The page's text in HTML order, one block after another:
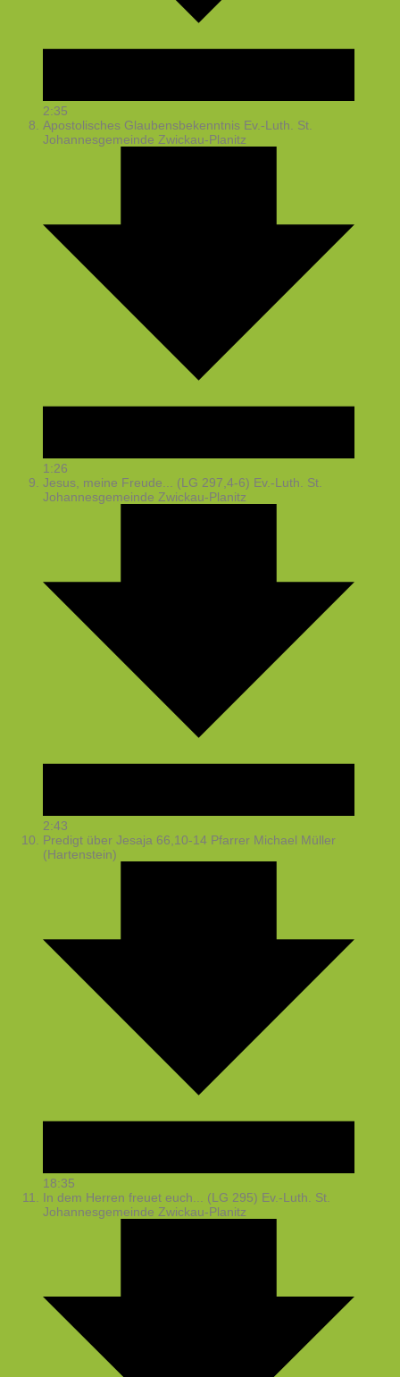
2:35
Apostolisches Glaubensbekenntnis Ev.-Luth. St.
Johannesgemeinde Zwickau-Planitz
1:26
Jesus, meine Freude... (LG 297,4-6) Ev.-Luth. St.
Johannesgemeinde Zwickau-Planitz
2:43
Predigt über Jesaja 66,10-14 Pfarrer Michael Müller
(Hartenstein)
18:35
In dem Herren freuet euch... (LG 295) Ev.-Luth. St.
Johannesgemeinde Zwickau-Planitz